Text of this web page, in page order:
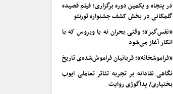
در پنجاه و یکمین دوره برگزاری؛ فیلم قصیده
گلمکانی در بخش کشف جشنواره تورنتو
«نفس‌گیر»؛ وقتی بحران نه با ویروس که با
انکار آغاز می‌شود
«فراموشخانه»؛ قربانیان فراموش‌شده‌ی تاریخ
نگاهی نقادانه بر تجربه تئاتر تعاملی ایوب
بختیاری/ پداگوژی روایت